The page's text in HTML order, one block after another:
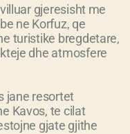
gjeresisht me
ne Korfuz, qe
turistike bregdetare,
dhe atmosfere
jane resortet
Kavos, te cilat
gjate gjithe